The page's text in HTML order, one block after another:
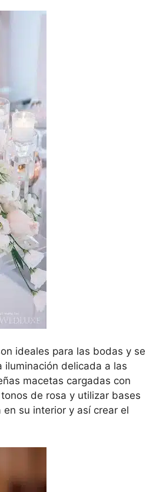
ideales para las bodas y se
iluminación delicada a las
macetas cargadas con
de rosa y utilizar bases
su interior y así crear el